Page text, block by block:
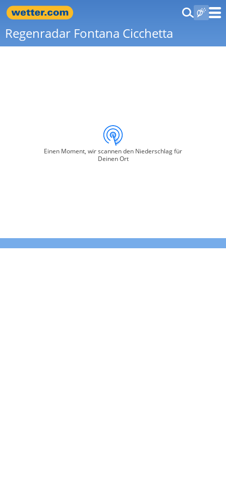
Regenradar Fontana Cicchetta
Einen Moment, wir scannen den Niederschlag für
Deinen Ort